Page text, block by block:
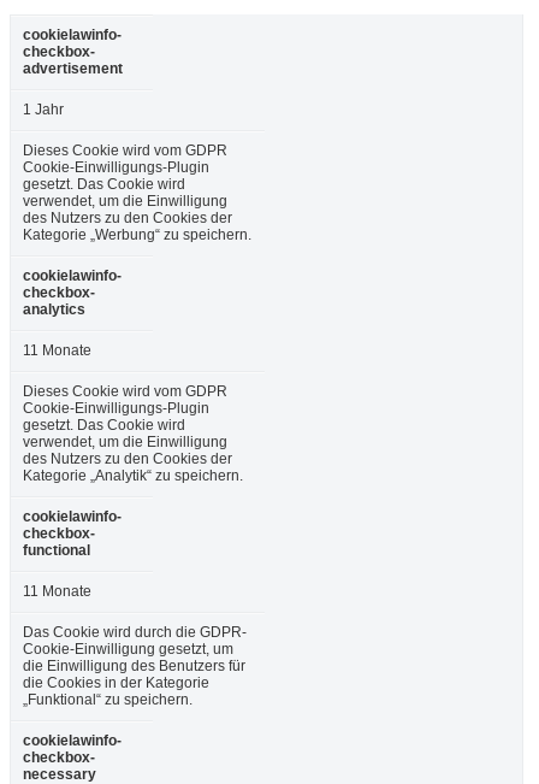
cookielawinfo-
checkbox-
advertisement
1 Jahr
Dieses Cookie wird vom GDPR
Cookie-Einwilligungs-Plugin
gesetzt. Das Cookie wird
verwendet, um die Einwilligung
des Nutzers zu den Cookies der
Kategorie „Werbung“ zu speichern.
cookielawinfo-
checkbox-
analytics
11 Monate
Dieses Cookie wird vom GDPR
Cookie-Einwilligungs-Plugin
gesetzt. Das Cookie wird
verwendet, um die Einwilligung
des Nutzers zu den Cookies der
Kategorie „Analytik“ zu speichern.
cookielawinfo-
checkbox-
functional
11 Monate
Das Cookie wird durch die GDPR-
Cookie-Einwilligung gesetzt, um
die Einwilligung des Benutzers für
die Cookies in der Kategorie
„Funktional“ zu speichern.
cookielawinfo-
checkbox-
necessary